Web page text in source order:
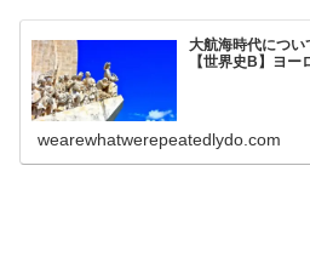
大航海時代につい
【世界史B】ヨ
wearewhatwerepeatedlydo.com